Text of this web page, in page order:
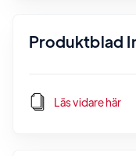
Produktblad
Läs vidare här